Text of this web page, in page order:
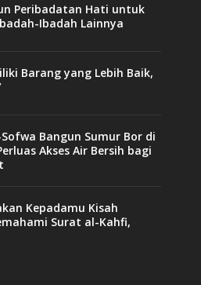
Peribadatan Hati untuk
Ibadah Lainnya
Barang yang Lebih Baik,
Bangun Sumur Bor di
Akses Air Bersih bagi
Kepadamu Kisah
Surat al-Kahfi,